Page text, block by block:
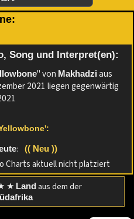
Song und Interpret(en):
" von Makhadzi aus
2021 liegen gegenwärtig
: (( Neu ))
Charts aktuell nicht platziert
★ Landaus dem der